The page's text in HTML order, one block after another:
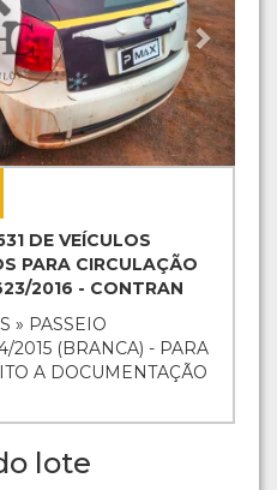
DE VEÍCULOS
PARA CIRCULAÇÃO
2016 - CONTRAN
» PASSEIO
2015 (BRANCA) - PARA
A DOCUMENTAÇÃO
lote